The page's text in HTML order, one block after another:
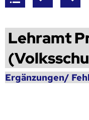
Lehramt
Ergänzungen/